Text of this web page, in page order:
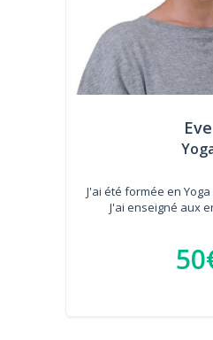
Eve
J'ai été formée en
J'ai enseigné aux